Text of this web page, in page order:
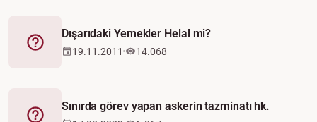
Fetva
Dışarıdaki Yemekler Helal mi?
19.11.2011 14.068
Sınırda görev yapan askerin tazminatı hk.